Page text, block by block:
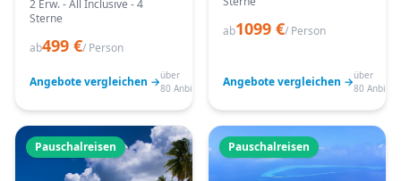
2 Erw. - All Inclusive - 4
Sterne
ab499 €/ Person
Angebote vergleichen →über
80 Anbieter
ab1099 €/ Person
Angebote vergleichen →über
80
Pauschalreisen Pauschalreisen